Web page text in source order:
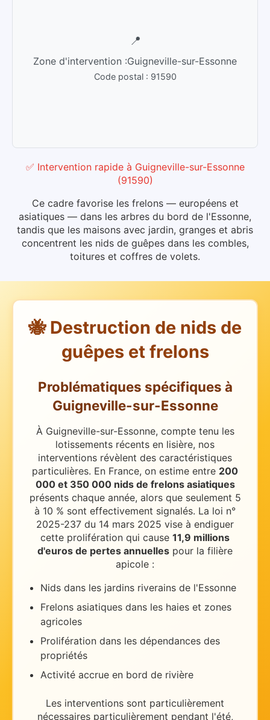
📍
Zone d'intervention :Guigneville-sur-Essonne
Code postal : 91590
✅ Intervention rapide à Guigneville-sur-Essonne
(91590)
Ce cadre favorise les frelons — européens et
asiatiques — dans les arbres du bord de l'Essonne,
tandis que les maisons avec jardin, granges et abris
concentrent les nids de guêpes dans les combles,
toitures et coffres de volets.
🐝 Destruction de nids de
guêpes et frelons
Problématiques spécifiques à
Guigneville-sur-Essonne
À Guigneville-sur-Essonne, compte tenu les
lotissements récents en lisière, nos
interventions révèlent des caractéristiques
particulières. En France, on estime entre 200
000 et 350 000 nids de frelons asiatiques
présents chaque année, alors que seulement 5
à 10 % sont effectivement signalés. La loi n°
2025-237 du 14 mars 2025 vise à endiguer
cette prolifération qui cause 11,9 millions
d'euros de pertes annuelles pour la filière
apicole :
Nids dans les jardins riverains de l'Essonne
Frelons asiatiques dans les haies et zones
agricoles
Prolifération dans les dépendances des
propriétés
Activité accrue en bord de rivière
Les interventions sont particulièrement
nécessaires particulièrement pendant l'été,